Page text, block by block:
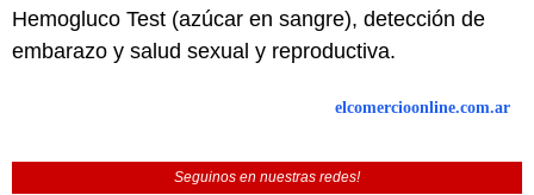
Hemogluco Test (azúcar en sangre), detección de
embarazo y salud sexual y reproductiva.
elcomercioonline.com.ar
Seguinos en nuestras redes!